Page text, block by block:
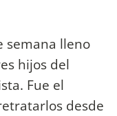
semana lleno
hijos del
Fue el
desde